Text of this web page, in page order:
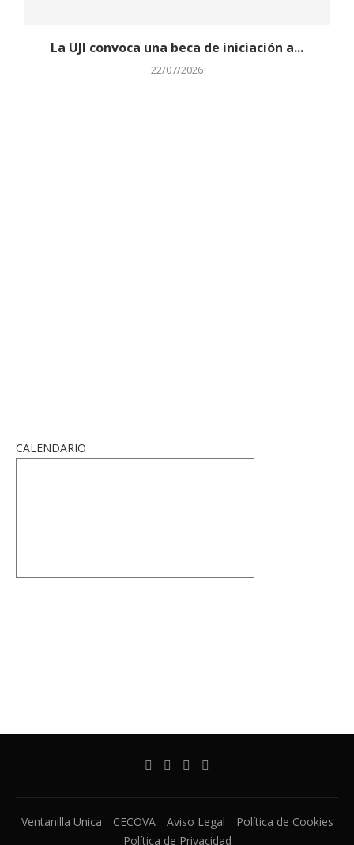
La UJI convoca una beca de iniciación a...
22/07/2026
CALENDARIO
Ventanilla Unica CECOVA Aviso Legal
Política de Cookies
Política de Privacidad